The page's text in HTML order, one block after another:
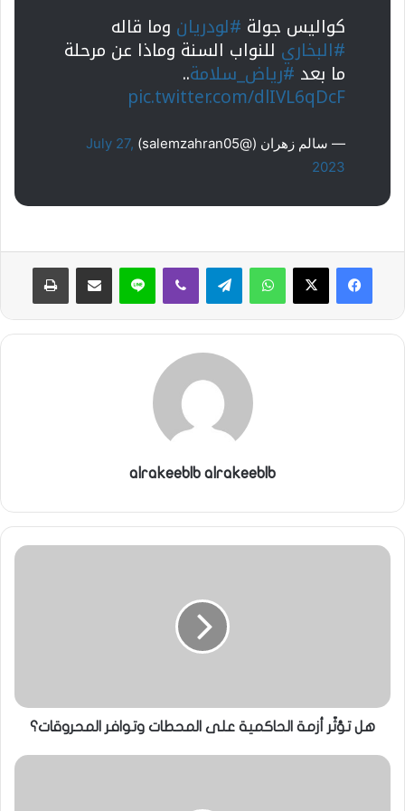
كواليس جولة #لودريان وما قاله
#البخاري للنواب السنة وماذا عن مرحلة
ما بعد #رياض_سلامة..
pic.twitter.com/dlIVL6qDcF
— سالم زهران (@salemzahran05)
July 27,
2023
واتساب تيلقرام ڤايبر لاين مشاركة عبر البريد طباعة
alrakeeblb alrakeeblb
هل تؤثّر أزمة الحاكمية على المحطات وتوافر المحروقات؟